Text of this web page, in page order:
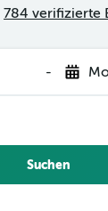
784 verifizierte
-
Suchen